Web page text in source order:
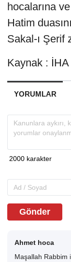
hocalarına
Hatim
Sakal-ı Şerif
Kaynak : İHA
YORUMLAR
Gönder
Ahmet hoca
Maşallah Rabbim